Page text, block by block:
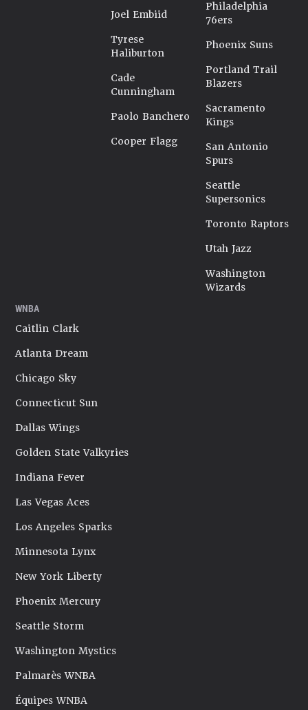
Joel Embiid
Tyrese
Haliburton
Cade
Cunningham
Paolo Banchero
Cooper Flagg
Philadelphia
76ers
Phoenix Suns
Portland Trail
Blazers
Sacramento
Kings
San Antonio
Spurs
Seattle
Supersonics
Toronto Raptors
Utah Jazz
Washington
Wizards
WNBA
Caitlin Clark
Atlanta Dream
Chicago Sky
Connecticut Sun
Dallas Wings
Golden State Valkyries
Indiana Fever
Las Vegas Aces
Los Angeles Sparks
Minnesota Lynx
New York Liberty
Phoenix Mercury
Seattle Storm
Washington Mystics
Palmarès WNBA
Équipes WNBA